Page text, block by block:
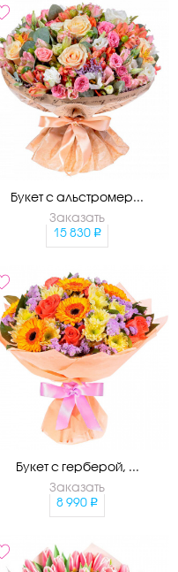
Букет с альстромер...
Заказать
15 830
Букет с герберой, ...
Заказать
8 990